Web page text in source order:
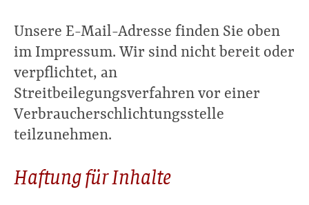
Unsere E-Mail-Adresse finden Sie oben
im Impressum. Wir sind nicht bereit oder
verpflichtet, an
Streitbeilegungsverfahren vor einer
Verbraucherschlichtungsstelle
teilzunehmen.
Haftung für Inhalte